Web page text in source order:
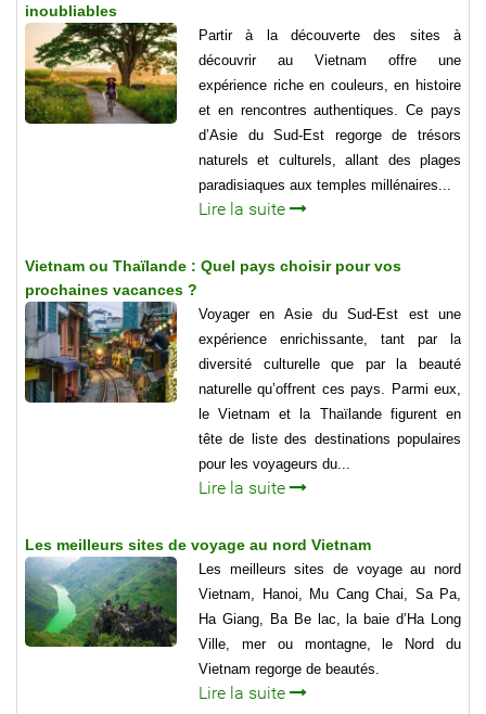
inoubliables
Partir à la découverte des sites à
découvrir au Vietnam offre une
expérience riche en couleurs, en histoire
et en rencontres authentiques. Ce pays
d’Asie du Sud-Est regorge de trésors
naturels et culturels, allant des plages
paradisiaques aux temples millénaires...
Lire la suite
Vietnam ou Thaïlande : Quel pays choisir pour vos
prochaines vacances ?
Voyager en Asie du Sud-Est est une
expérience enrichissante, tant par la
diversité culturelle que par la beauté
naturelle qu’offrent ces pays. Parmi eux,
le Vietnam et la Thaïlande figurent en
tête de liste des destinations populaires
pour les voyageurs du...
Lire la suite
Les meilleurs sites de voyage au nord Vietnam
Les meilleurs sites de voyage au nord
Vietnam, Hanoi, Mu Cang Chai, Sa Pa,
Ha Giang, Ba Be lac, la baie d’Ha Long
Ville, mer ou montagne, le Nord du
Vietnam regorge de beautés.
Lire la suite